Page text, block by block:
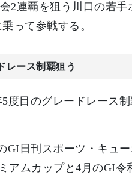
2連覇を狙う川口の若
って参戦する。
レース制覇狙う
度目のグレードレース
日刊スポーツ・キュ
アムカップと4月のGI